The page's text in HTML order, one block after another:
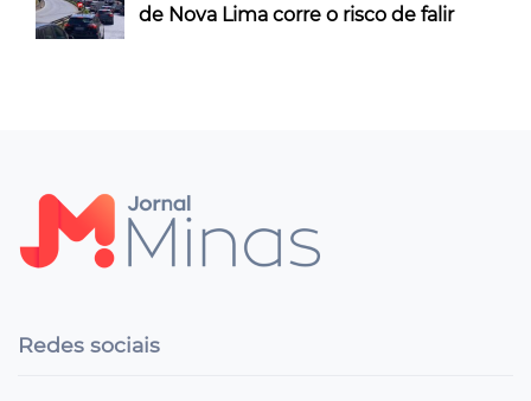
de Nova Lima corre o risco de falir
Redes sociais